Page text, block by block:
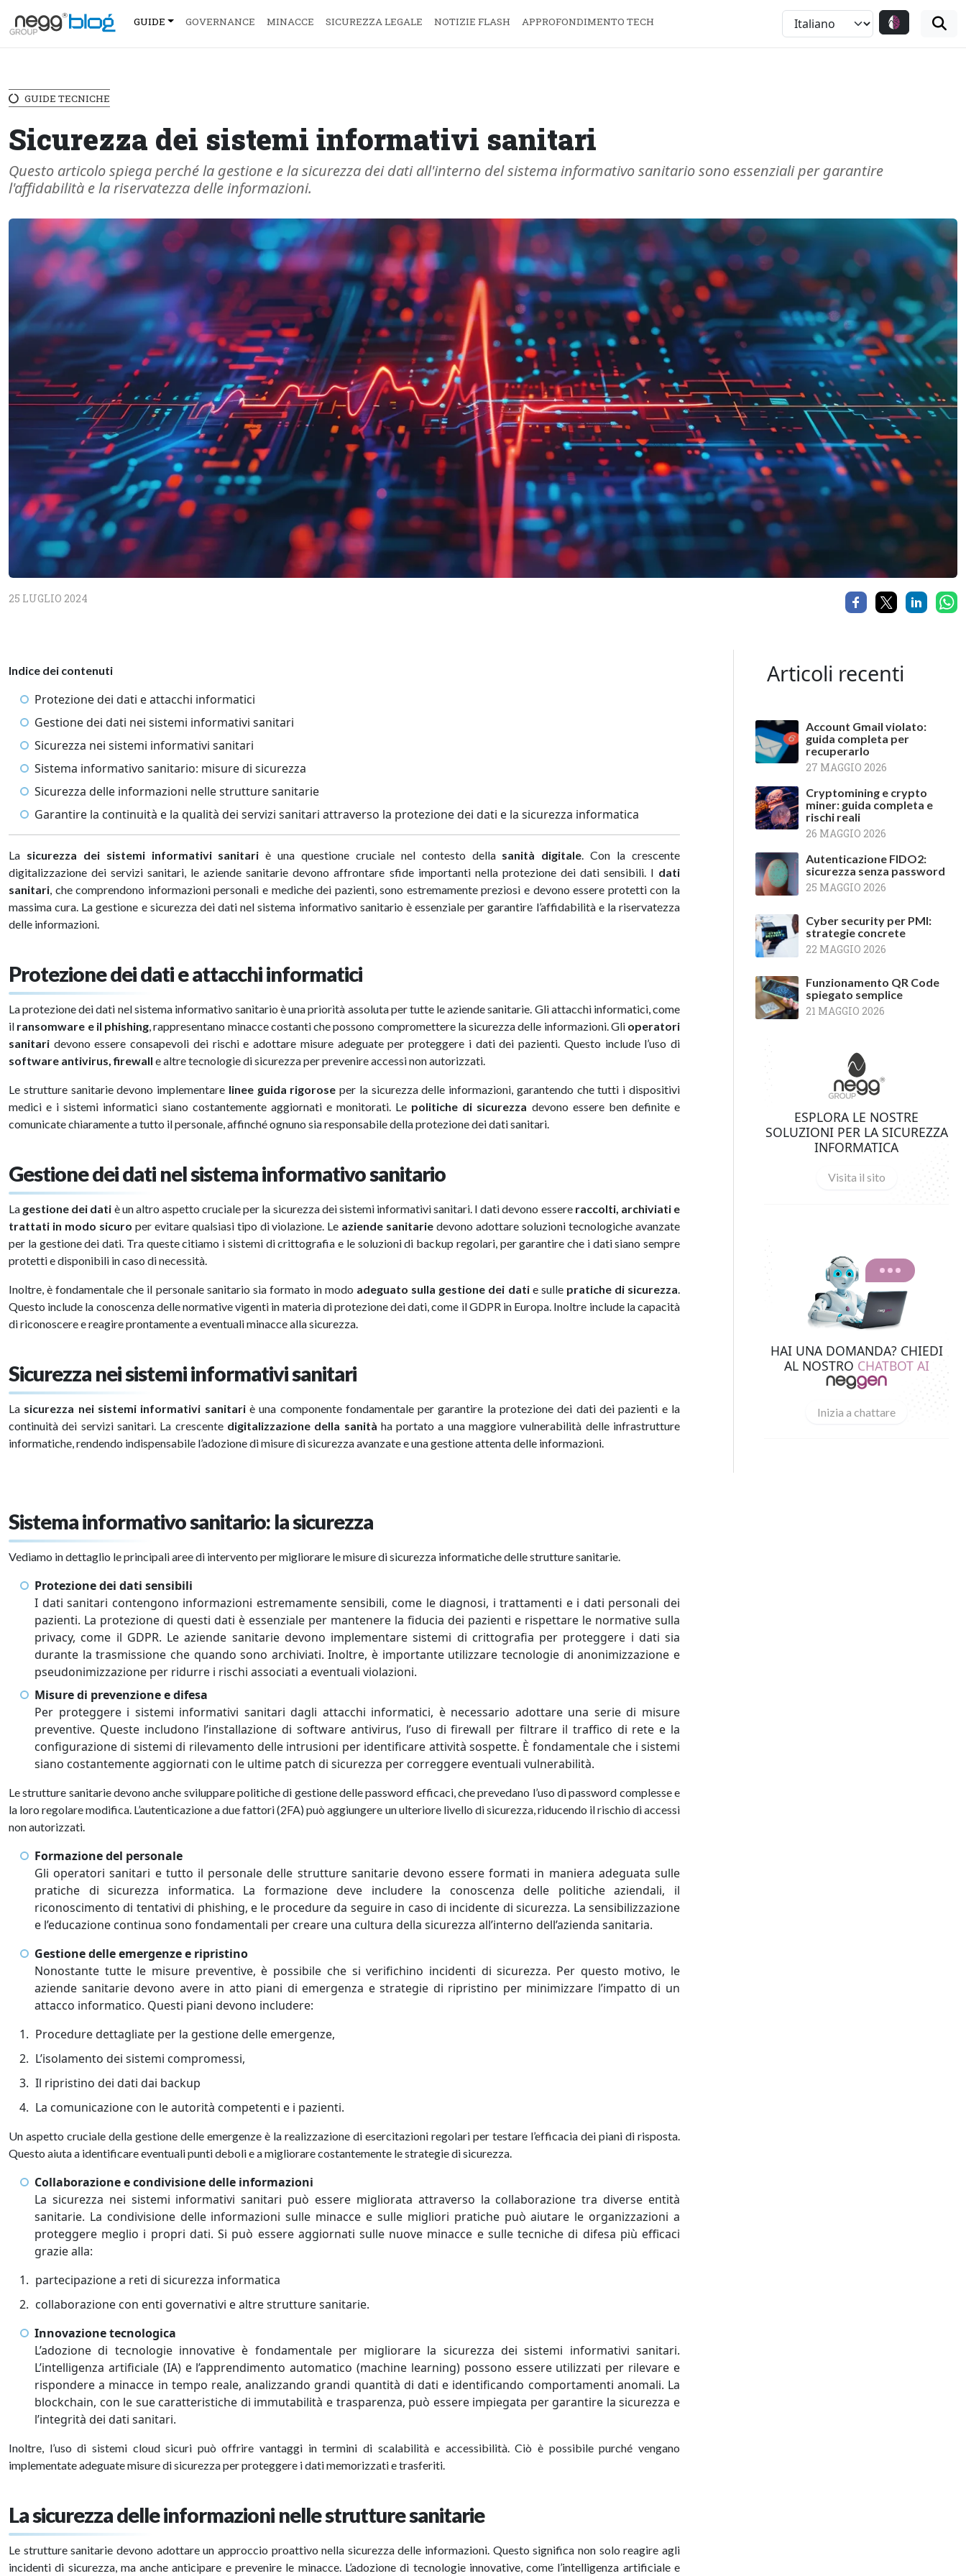
GUIDE GOVERNANCE MINACCE SICUREZZA LEGALE NOTIZIE FLASH APPROFONDIMENTO TECH
GUIDE TECNICHE
Sicurezza dei sistemi informativi sanitari
Questo articolo spiega perché la gestione e la sicurezza dei dati all'interno del sistema informativo sanitario sono essenziali per garantire
l'affidabilità e la riservatezza delle informazioni.
25 LUGLIO 2024
Indice dei contenuti
Protezione dei dati e attacchi informatici
Gestione dei dati nei sistemi informativi sanitari
Sicurezza nei sistemi informativi sanitari
Sistema informativo sanitario: misure di sicurezza
Sicurezza delle informazioni nelle strutture sanitarie
Garantire la continuità e la qualità dei servizi sanitari attraverso la protezione dei dati e la sicurezza informatica
La sicurezza dei sistemi informativi sanitari è una questione cruciale nel contesto della sanità digitale. Con la crescente
digitalizzazione dei servizi sanitari, le aziende sanitarie devono affrontare sfide importanti nella protezione dei dati sensibili. I dati
sanitari, che comprendono informazioni personali e mediche dei pazienti, sono estremamente preziosi e devono essere protetti con la
massima cura. La gestione e sicurezza dei dati nel sistema informativo sanitario è essenziale per garantire l’affidabilità e la riservatezza
delle informazioni.
Protezione dei dati e attacchi informatici
La protezione dei dati nel sistema informativo sanitario è una priorità assoluta per tutte le aziende sanitarie. Gli attacchi informatici, come
il ransomware e il phishing, rappresentano minacce costanti che possono compromettere la sicurezza delle informazioni. Glioperatori
sanitari devono essere consapevoli dei rischi e adottare misure adeguate per proteggere i dati dei pazienti. Questo include l’uso di
software antivirus, firewall e altre tecnologie di sicurezza per prevenire accessi non autorizzati.
Le strutture sanitarie devono implementare linee guida rigorose per la sicurezza delle informazioni, garantendo che tutti i dispositivi
medici e i sistemi informatici siano costantemente aggiornati e monitorati. Le politiche di sicurezza devono essere ben definite e
comunicate chiaramente a tutto il personale, affinché ognuno sia responsabile della protezione dei dati sanitari.
Gestione dei dati nel sistema informativo sanitario
La gestione dei dati è un altro aspetto cruciale per la sicurezza dei sistemi informativi sanitari. I dati devono essere raccolti, archiviati e
trattati in modo sicuro per evitare qualsiasi tipo di violazione. Le aziende sanitarie devono adottare soluzioni tecnologiche avanzate
per la gestione dei dati. Tra queste citiamo i sistemi di crittografia e le soluzioni di backup regolari, per garantire che i dati siano sempre
protetti e disponibili in caso di necessità.
Inoltre, è fondamentale che il personale sanitario sia formato in modo adeguato sulla gestione dei datie sulle pratiche di sicurezza.
Questo include la conoscenza delle normative vigenti in materia di protezione dei dati, come il GDPR in Europa. Inoltre include la capacità
di riconoscere e reagire prontamente a eventuali minacce alla sicurezza.
Sicurezza nei sistemi informativi sanitari
La sicurezza nei sistemi informativi sanitariè una componente fondamentale per garantire la protezione dei dati dei pazienti e la
continuità dei servizi sanitari. La crescentedigitalizzazione della sanità ha portato a una maggiore vulnerabilità delle infrastrutture
informatiche, rendendo indispensabile l’adozione di misure di sicurezza avanzate e una gestione attenta delle informazioni.
Sistema informativo sanitario: la sicurezza
Vediamo in dettaglio le principali aree di intervento per migliorare le misure di sicurezza informatiche delle strutture sanitarie.
Protezione dei dati sensibili
I dati sanitari contengono informazioni estremamente sensibili, come le diagnosi, i trattamenti e i dati personali dei
pazienti. La protezione di questi dati è essenziale per mantenere la fiducia dei pazienti e rispettare le normative sulla
privacy, come il GDPR. Le aziende sanitarie devono implementare sistemi di crittografia per proteggere i dati sia
durante la trasmissione che quando sono archiviati. Inoltre, è importante utilizzare tecnologie di anonimizzazione e
pseudonimizzazione per ridurre i rischi associati a eventuali violazioni.
Misure di prevenzione e difesa
Per proteggere i sistemi informativi sanitari dagli attacchi informatici, è necessario adottare una serie di misure
preventive. Queste includono l’installazione di software antivirus, l’uso di firewall per filtrare il traffico di rete e la
configurazione di sistemi di rilevamento delle intrusioni per identificare attività sospette. È fondamentale che i sistemi
siano costantemente aggiornati con le ultime patch di sicurezza per correggere eventuali vulnerabilità.
Le strutture sanitarie devono anche sviluppare politiche di gestione delle password efficaci, che prevedano l’uso di password complesse e
la loro regolare modifica. L’autenticazione a due fattori (2FA) può aggiungere un ulteriore livello di sicurezza, riducendo il rischio di accessi
non autorizzati.
Formazione del personale
Gli operatori sanitari e tutto il personale delle strutture sanitarie devono essere formati in maniera adeguata sulle
pratiche di sicurezza informatica. La formazione deve includere la conoscenza delle politiche aziendali, il
riconoscimento di tentativi di phishing, e le procedure da seguire in caso di incidente di sicurezza. La sensibilizzazione
e l’educazione continua sono fondamentali per creare una cultura della sicurezza all’interno dell’azienda sanitaria.
Gestione delle emergenze e ripristino
Nonostante tutte le misure preventive, è possibile che si verifichino incidenti di sicurezza. Per questo motivo, le
aziende sanitarie devono avere in atto piani di emergenza e strategie di ripristino per minimizzare l’impatto di un
attacco informatico. Questi piani devono includere:
Procedure dettagliate per la gestione delle emergenze,
L’isolamento dei sistemi compromessi,
Il ripristino dei dati dai backup
La comunicazione con le autorità competenti e i pazienti.
Un aspetto cruciale della gestione delle emergenze è la realizzazione di esercitazioni regolari per testare l’efficacia dei piani di risposta.
Questo aiuta a identificare eventuali punti deboli e a migliorare costantemente le strategie di sicurezza.
Collaborazione e condivisione delle informazioni
La sicurezza nei sistemi informativi sanitari può essere migliorata attraverso la collaborazione tra diverse entità
sanitarie. La condivisione delle informazioni sulle minacce e sulle migliori pratiche può aiutare le organizzazioni a
proteggere meglio i propri dati. Si può essere aggiornati sulle nuove minacce e sulle tecniche di difesa più efficaci
grazie alla:
partecipazione a reti di sicurezza informatica
collaborazione con enti governativi e altre strutture sanitarie.
Innovazione tecnologica
L’adozione di tecnologie innovative è fondamentale per migliorare la sicurezza dei sistemi informativi sanitari.
L’intelligenza artificiale (IA) e l’apprendimento automatico (machine learning) possono essere utilizzati per rilevare e
rispondere a minacce in tempo reale, analizzando grandi quantità di dati e identificando comportamenti anomali. La
blockchain, con le sue caratteristiche di immutabilità e trasparenza, può essere impiegata per garantire la sicurezza e
l’integrità dei dati sanitari.
Inoltre, l’uso di sistemi cloud sicuri può offrire vantaggi in termini di scalabilità e accessibilità. Ciò è possibile purché vengano
implementate adeguate misure di sicurezza per proteggere i dati memorizzati e trasferiti.
La sicurezza delle informazioni nelle strutture sanitarie
Le strutture sanitarie devono adottare un approccio proattivo nella sicurezza delle informazioni. Questo significa non solo reagire agli
incidenti di sicurezza, ma anche anticipare e prevenire le minacce. L’adozione di tecnologie innovative, come l’intelligenza artificiale e
Articoli recenti
Account Gmail violato:
guida completa per
recuperarlo
27 MAGGIO 2026
Cryptomining e crypto
miner: guida completa e
rischi reali
26 MAGGIO 2026
Autenticazione FIDO2:
sicurezza senza password
25 MAGGIO 2026
Cyber security per PMI:
strategie concrete
22 MAGGIO 2026
Funzionamento QR Code
spiegato semplice
21 MAGGIO 2026
ESPLORA LE NOSTRE
SOLUZIONI PER LA SICUREZZA
INFORMATICA
Visita il sito
HAI UNA DOMANDA? CHIEDI
AL NOSTRO CHATBOT AI
Inizia a chattare